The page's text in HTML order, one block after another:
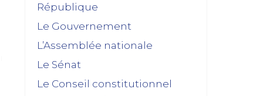
République
Le Gouvernement
L’Assemblée nationale
Le Sénat
Le Conseil constitutionnel